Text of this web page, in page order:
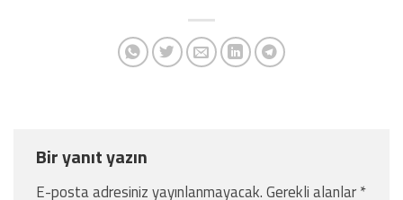
Bir yanıt yazın
E-posta adresiniz yayınlanmayacak.Gerekli alanlar*